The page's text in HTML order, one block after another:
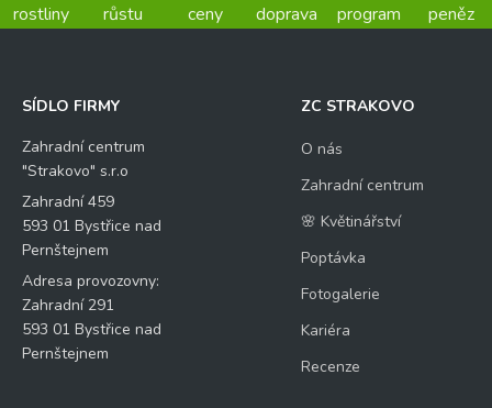
rostliny
růstu
ceny
doprava
program
peněz
SÍDLO FIRMY
Zahradní centrum
"Strakovo" s.r.o
Zahradní 459
593 01 Bystřice nad
Pernštejnem
Adresa provozovny:
Zahradní 291
593 01 Bystřice nad
Pernštejnem
ZC STRAKOVO
O nás
Zahradní centrum
🌸 Květinářství
Poptávka
Fotogalerie
Kariéra
Recenze